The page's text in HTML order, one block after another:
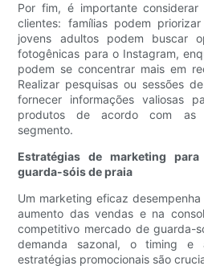
Por fim, é importante
clientes: famílias podem
jovens adultos podem buscar
fotogênicas para o Instagram,
podem se concentrar mais em
Realizar pesquisas ou sessões
fornecer informações valiosas
produtos de acordo com as
segmento.
Estratégias de marketing
guarda-sóis de praia
Um marketing eficaz
aumento das vendas e na
competitivo mercado de guarda-
demanda sazonal, o timing e
estratégias promocionais são